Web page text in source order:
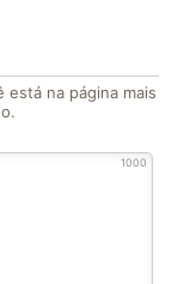
na página mais
1000